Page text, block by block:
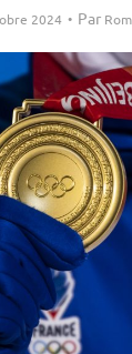
2024 Par